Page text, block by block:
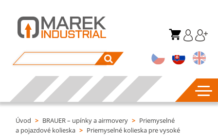
Úvod > BRAUER – upínky a airmovery > Priemyselné
a pojazdové kolieska > Priemyselné kolieska pre vysoké